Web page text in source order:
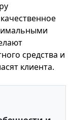
средства и
клиента.